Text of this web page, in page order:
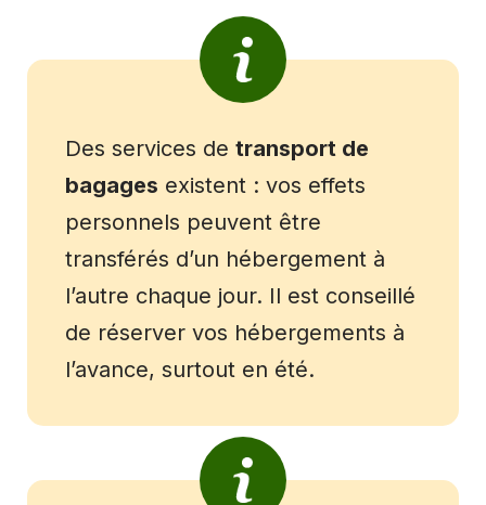
Des services de transport de
bagages existent : vos effets
personnels peuvent être
transférés d’un hébergement à
l’autre chaque jour. Il est conseillé
de réserver vos hébergements à
l’avance, surtout en été.